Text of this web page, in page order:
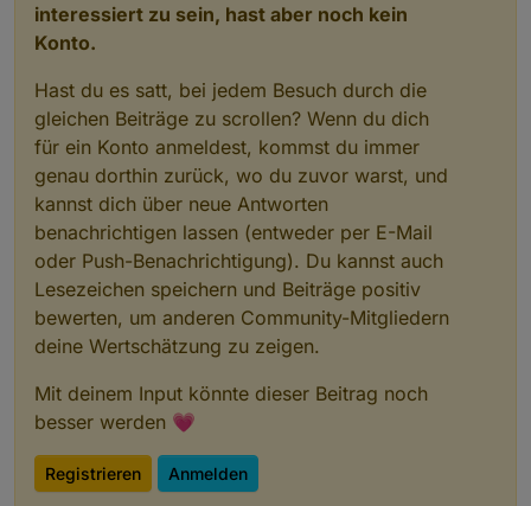
interessiert zu sein, hast aber noch kein
Konto.
Hast du es satt, bei jedem Besuch durch die
gleichen Beiträge zu scrollen? Wenn du dich
für ein Konto anmeldest, kommst du immer
genau dorthin zurück, wo du zuvor warst, und
kannst dich über neue Antworten
benachrichtigen lassen (entweder per E-Mail
oder Push-Benachrichtigung). Du kannst auch
Lesezeichen speichern und Beiträge positiv
bewerten, um anderen Community-Mitgliedern
deine Wertschätzung zu zeigen.
Mit deinem Input könnte dieser Beitrag noch
besser werden 💗
Registrieren Anmelden